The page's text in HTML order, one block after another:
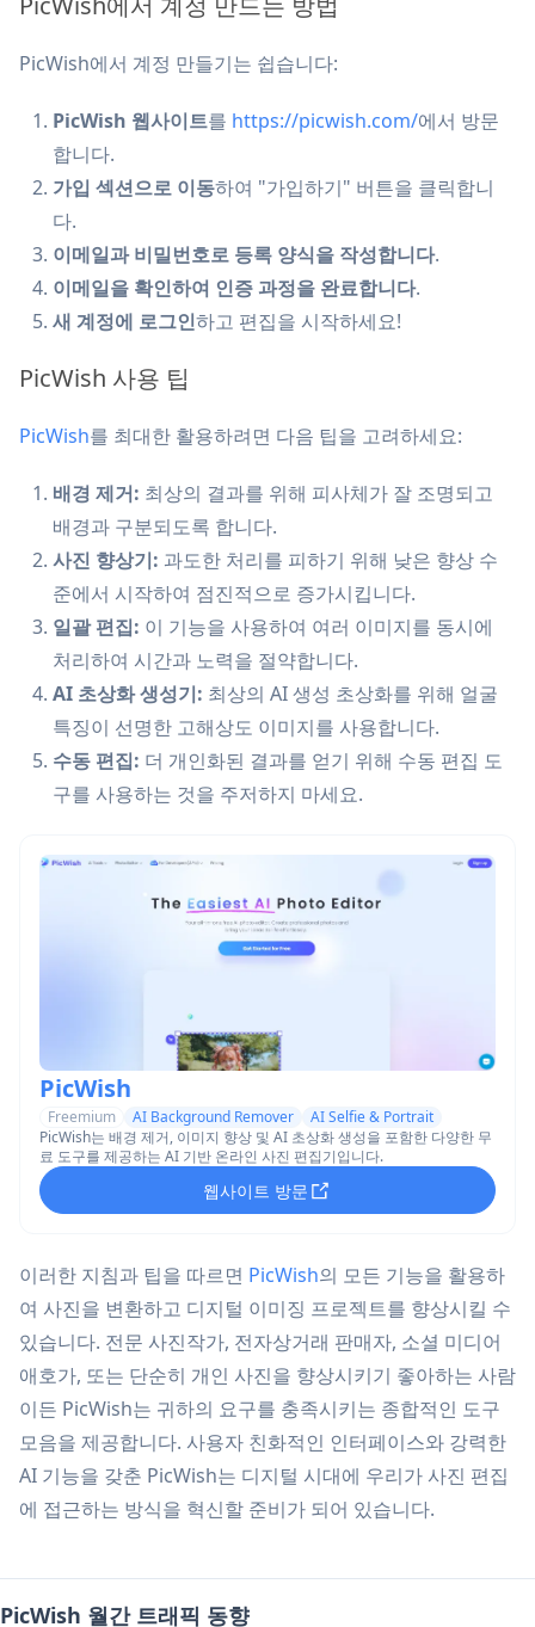
PicWish에서 계정 만들기는 쉽습니다:
PicWish 웹사이트를 https://picwish.com/에서 방문
합니다.
가입 섹션으로 이동하여 "가입하기" 버튼을 클릭합니
다.
이메일과 비밀번호로 등록 양식을 작성합니다.
이메일을 확인하여 인증 과정을 완료합니다.
새 계정에 로그인하고 편집을 시작하세요!
PicWish 사용 팁
PicWish를 최대한 활용하려면 다음 팁을 고려하세요:
배경 제거: 최상의 결과를 위해 피사체가 잘 조명되고
배경과 구분되도록 합니다.
사진 향상기: 과도한 처리를 피하기 위해 낮은 향상 수
준에서 시작하여 점진적으로 증가시킵니다.
일괄 편집: 이 기능을 사용하여 여러 이미지를 동시에
처리하여 시간과 노력을 절약합니다.
AI 초상화 생성기: 최상의 AI 생성 초상화를 위해 얼굴
특징이 선명한 고해상도 이미지를 사용합니다.
수동 편집: 더 개인화된 결과를 얻기 위해 수동 편집 도
구를 사용하는 것을 주저하지 마세요.
PicWish
Freemium AI Background Remover
AI Selfie & Portrait
PicWish는 배경 제거, 이미지 향상 및 AI 초상화 생성을 포함한 다양한 무
료 도구를 제공하는 AI 기반 온라인 사진 편집기입니다.
웹사이트 방문
이러한 지침과 팁을 따르면 PicWish의 모든 기능을 활용하
여 사진을 변환하고 디지털 이미징 프로젝트를 향상시킬 수
있습니다. 전문 사진작가, 전자상거래 판매자, 소셜 미디어
애호가, 또는 단순히 개인 사진을 향상시키기 좋아하는 사람
이든 PicWish는 귀하의 요구를 충족시키는 종합적인 도구
모음을 제공합니다. 사용자 친화적인 인터페이스와 강력한
AI 기능을 갖춘 PicWish는 디지털 시대에 우리가 사진 편집
에 접근하는 방식을 혁신할 준비가 되어 있습니다.
PicWish 월간 트래픽 동향